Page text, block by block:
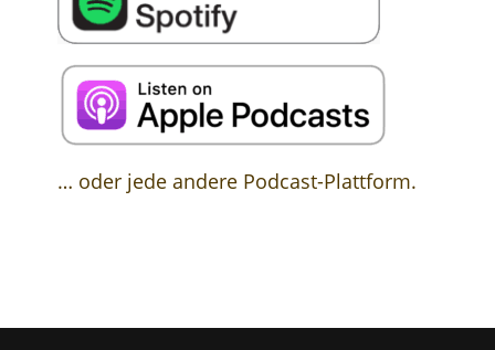
… oder jede andere Podcast-Plattform.